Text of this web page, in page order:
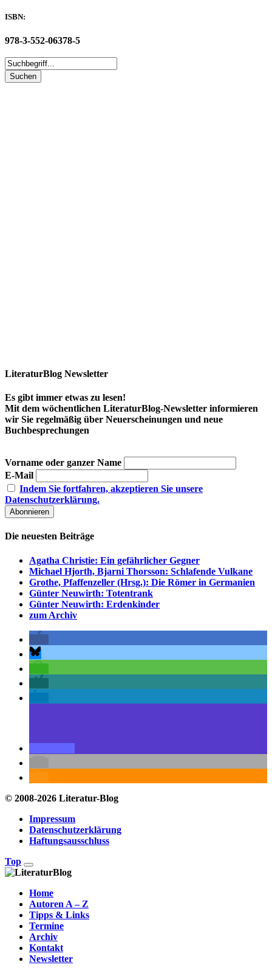
ISBN:
978-3-552-06378-5
LiteraturBlog Newsletter
Es gibt immer etwas zu lesen!
Mit dem wöchentlichen LiteraturBlog-Newsletter informieren
wir Sie regelmäßig über Neuerscheinungen und neue
Buchbesprechungen
Vorname oder ganzer Name
E-Mail
Indem Sie fortfahren, akzeptieren Sie unsere
Datenschutzerklärung.
Die neuesten Beiträge
Agatha Christie: Ein gefährlicher Gegner
Michael Hjorth, Bjarni Thorsson: Schlafende Vulkane
Grothe, Pfaffenzeller (Hrsg.): Die Römer in Germanien
Günter Neuwirth: Totentrank
Günter Neuwirth: Erdenkinder
zum Archiv
© 2008-2026 Literatur-Blog
Impressum
Datenschutzerklärung
Haftungsausschluss
Top
Home
Autoren A – Z
Tipps & Links
Termine
Archiv
Kontakt
Newsletter